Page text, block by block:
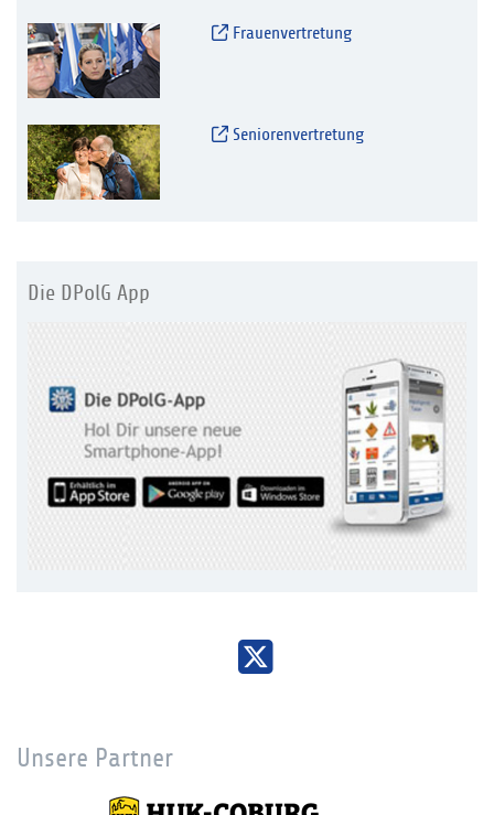
Frauenvertretung
Seniorenvertretung
Die DPolG App
Unsere Partner